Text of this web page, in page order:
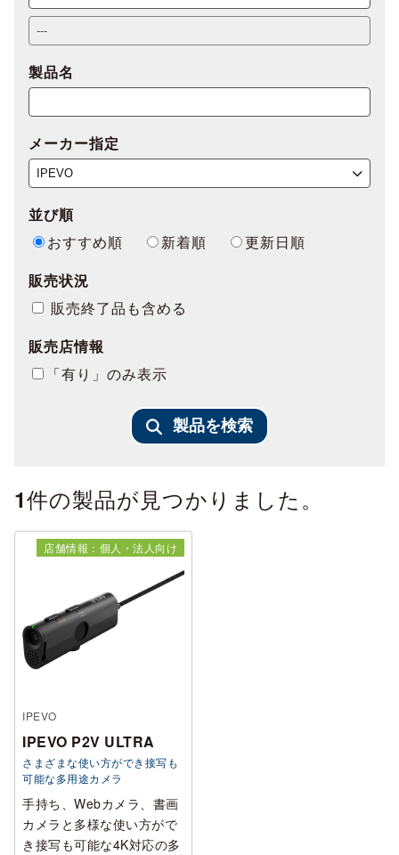
製品名
メーカー指定
並び順
おすすめ順
新着順
更新日順
販売状況
販売終了品も含める
販売店情報
「有り」のみ表示
製品を検索
1件の製品が見つかりました。
店舗情報：個人・法人向け
IPEVO
IPEVO P2V ULTRA
さまざまな使い方ができ接写も
可能な多用途カメラ
手持ち、Webカメラ、書画
カメラと多様な使い方がで
き接写も可能な4K対応の多